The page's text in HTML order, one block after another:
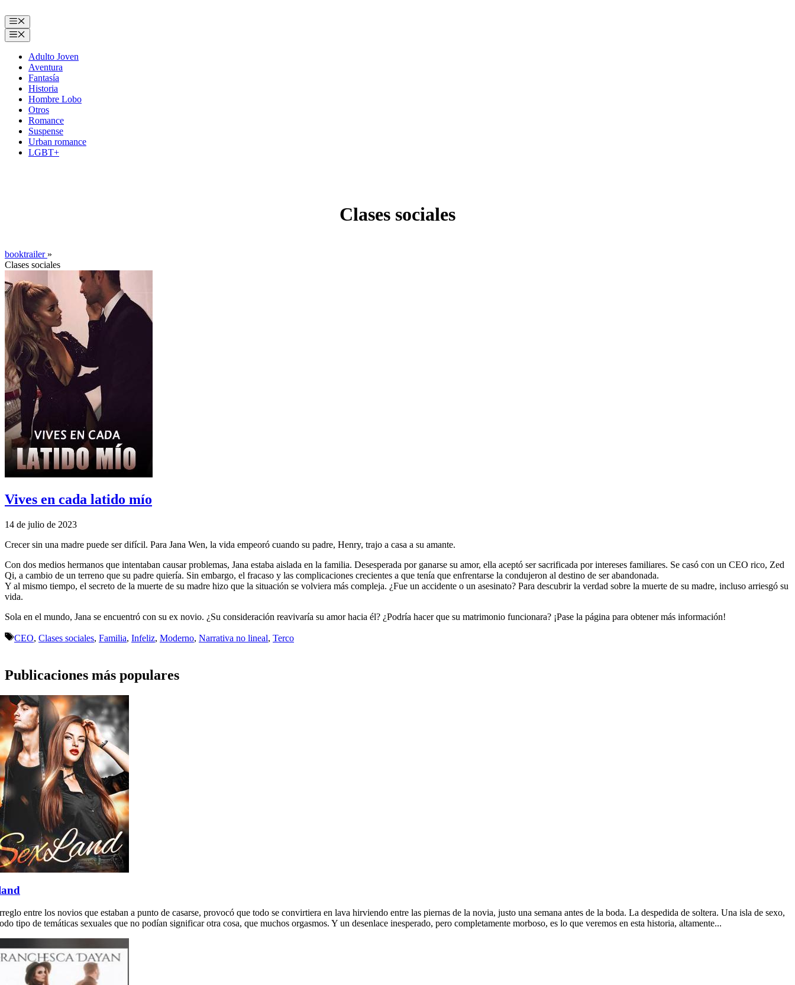
al
contenido
Menú
Menú
Adulto Joven
Aventura
Fantasía
Historia
Hombre Lobo
Otros
Romance
Suspense
Urban romance
LGBT+
Clases sociales
booktrailer »
Clases sociales
Vives en cada latido mío
14 de julio de 2023
Crecer sin una madre puede ser difícil. Para Jana Wen, la vida empeoró cuando su padre, Henry, trajo a casa a su amante.
Con dos medios hermanos que intentaban causar problemas, Jana estaba aislada en la familia. Desesperada por ganarse su amor, ella aceptó ser sacrificada por intereses familiares. Se casó con un CEO rico, Zed
Qi, a cambio de un terreno que su padre quiería. Sin embargo, el fracaso y las complicaciones crecientes a que tenía que enfrentarse la condujeron al destino de ser abandonada.
Y al mismo tiempo, el secreto de la muerte de su madre hizo que la situación se volviera más compleja. ¿Fue un accidente o un asesinato? Para descubrir la verdad sobre la muerte de su madre, incluso arriesgó su
vida.
Sola en el mundo, Jana se encuentró con su ex novio. ¿Su consideración reavivaría su amor hacia él? ¿Podría hacer que su matrimonio funcionara? ¡Pase la página para obtener más información!
Etiquetas
CEO, Clases sociales, Familia, Infeliz, Moderno, Narrativa no lineal, Terco
Publicaciones más populares
entre los novios que estaban a punto de casarse, provocó que todo se convirtiera en lava hirviendo entre las piernas de la novia, justo una semana antes de la boda. La despedida de soltera. Una isla de sexo,
tipo de temáticas sexuales que no podían significar otra cosa, que muchos orgasmos. Y un desenlace inesperado, pero completamente morboso, es lo que veremos en esta historia, altamente...